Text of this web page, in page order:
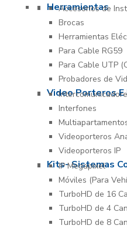
Herramientas
Accesorios de
Brocas
Herramientas
Para Cable RG59
Para Cable UTP
Probadores de
Video Porteros
Interfones
Videoporteros
Videoporteros IP
Kits- Sistemas
IP Megapixel
Móviles (Para
TurboHD de 16
TurboHD de 4
TurboHD de 8